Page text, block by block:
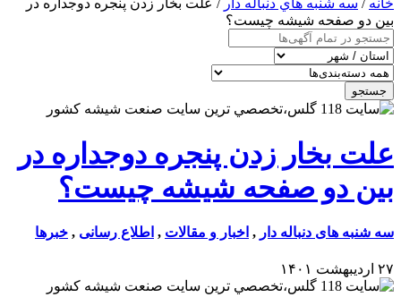
خانه / سه شنبه هاي دنباله دار / علت بخار زدن پنجره دوجداره در
بین دو صفحه شیشه چیست؟
جستجو
علت بخار زدن پنجره دوجداره در
بین دو صفحه شیشه چیست؟
سه شنبه های دنباله دار , اخبار و مقالات , اطلاع رسانی , خبرها
۲۷ اردیبهشت ۱۴۰۱